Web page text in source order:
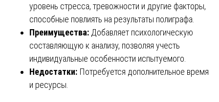
уровень стресса, тревожности и другие факторы,
способные повлиять на результаты полиграфа.
Преимущества: Добавляет психологическую
составляющую к анализу, позволяя учесть
индивидуальные особенности испытуемого.
Недостатки: Потребуется дополнительное время
и ресурсы.